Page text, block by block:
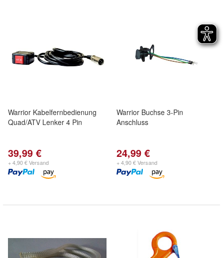
Warrior Kabelfernbedienung
Quad/ATV Lenker 4 Pin
39,99 €
+ 4,90 € Versand
Warrior Buchse 3-Pin
Anschluss
24,99 €
+ 4,90 € Versand